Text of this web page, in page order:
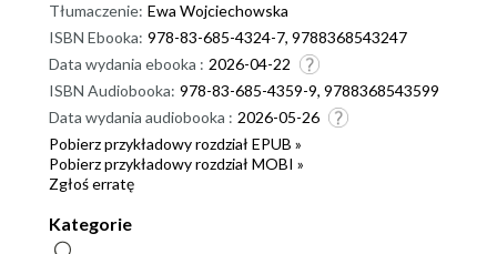
Tłumaczenie: Ewa Wojciechowska
ISBN Ebooka: 978-83-685-4324-7, 9788368543247
Data wydania ebooka : 2026-04-22
ISBN Audiobooka: 978-83-685-4359-9, 9788368543599
Data wydania audiobooka : 2026-05-26
Pobierz przykładowy rozdział EPUB »
Pobierz przykładowy rozdział MOBI »
Zgłoś erratę
Kategorie